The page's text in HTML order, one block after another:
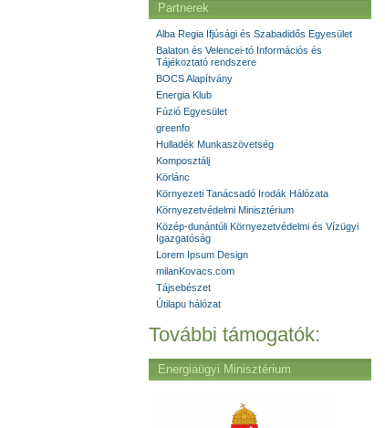
Partnerek
Alba Regia Ifjúsági és Szabadidős Egyesület
Balaton és Velencei-tó Információs és
Tájékoztató rendszere
BOCS Alapítvány
Energia Klub
Fúzió Egyesület
greenfo
Hulladék Munkaszövetség
Komposztálj
Körlánc
Környezeti Tanácsadó Irodák Hálózata
Környezetvédelmi Minisztérium
Közép-dunántúli Környezetvédelmi és Vízügyi
Igazgatóság
Lorem Ipsum Design
milanKovacs.com
Tájsebészet
Útilapu hálózat
További támogatók:
Energiaügyi Minisztérium